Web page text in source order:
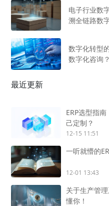
电子行业数
溯全链路数
数字化转型
数字化咨询？
最近更新
ERP选型指
己定制？
12-15 11:51
一听就懵的
12-01 13:43
关于生产管
懂你！